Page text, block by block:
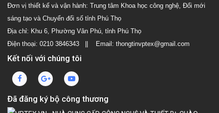
Đơn vị thiết kế và vận hành: Trung tâm Khoa học công nghệ, Đổi mới
sáng tạo và Chuyển đổi số tỉnh Phú Thọ
Địa chỉ: Khu 6, Phường Vân Phú, tỉnh Phú Thọ
Điện thoại: 0210 3846343 || Email: thongtinvptex@gmail.com
Kết nối với chúng tôi
Đã đăng ký bộ công thương